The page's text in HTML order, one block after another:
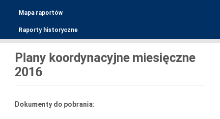
Mapa raportów
Raporty historyczne
Plany koordynacyjne miesięczne
2016
Dokumenty do pobrania: